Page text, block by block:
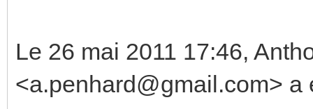
Le 26 mai 2011 17:46,
<a.penhard@gmail.com> a